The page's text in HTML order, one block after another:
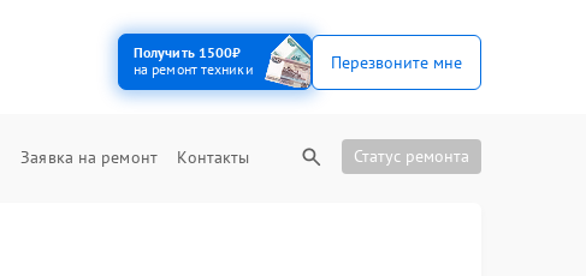
Получить 1500₽
на ремонт техники
Перезвоните мне
Заявка на ремонт Контакты Статус ремонта